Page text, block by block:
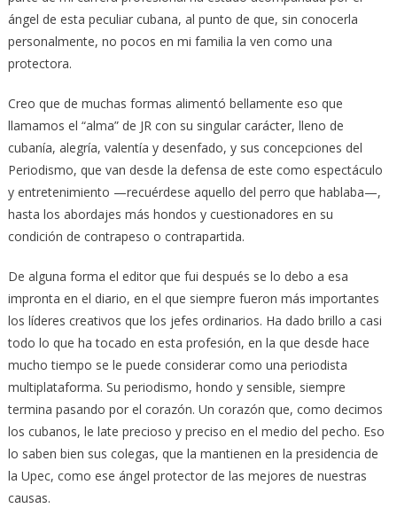
ángel de esta peculiar cubana, al punto de que, sin conocerla
personalmente, no pocos en mi familia la ven como una
protectora.
Creo que de muchas formas alimentó bellamente eso que
llamamos el “alma” de JR con su singular carácter, lleno de
cubanía, alegría, valentía y desenfado, y sus concepciones del
Periodismo, que van desde la defensa de este como espectáculo
y entretenimiento —recuérdese aquello del perro que hablaba—,
hasta los abordajes más hondos y cuestionadores en su
condición de contrapeso o contrapartida.
De alguna forma el editor que fui después se lo debo a esa
impronta en el diario, en el que siempre fueron más importantes
los líderes creativos que los jefes ordinarios. Ha dado brillo a casi
todo lo que ha tocado en esta profesión, en la que desde hace
mucho tiempo se le puede considerar como una periodista
multiplataforma. Su periodismo, hondo y sensible, siempre
termina pasando por el corazón. Un corazón que, como decimos
los cubanos, le late precioso y preciso en el medio del pecho. Eso
lo saben bien sus colegas, que la mantienen en la presidencia de
la Upec, como ese ángel protector de las mejores de nuestras
causas.